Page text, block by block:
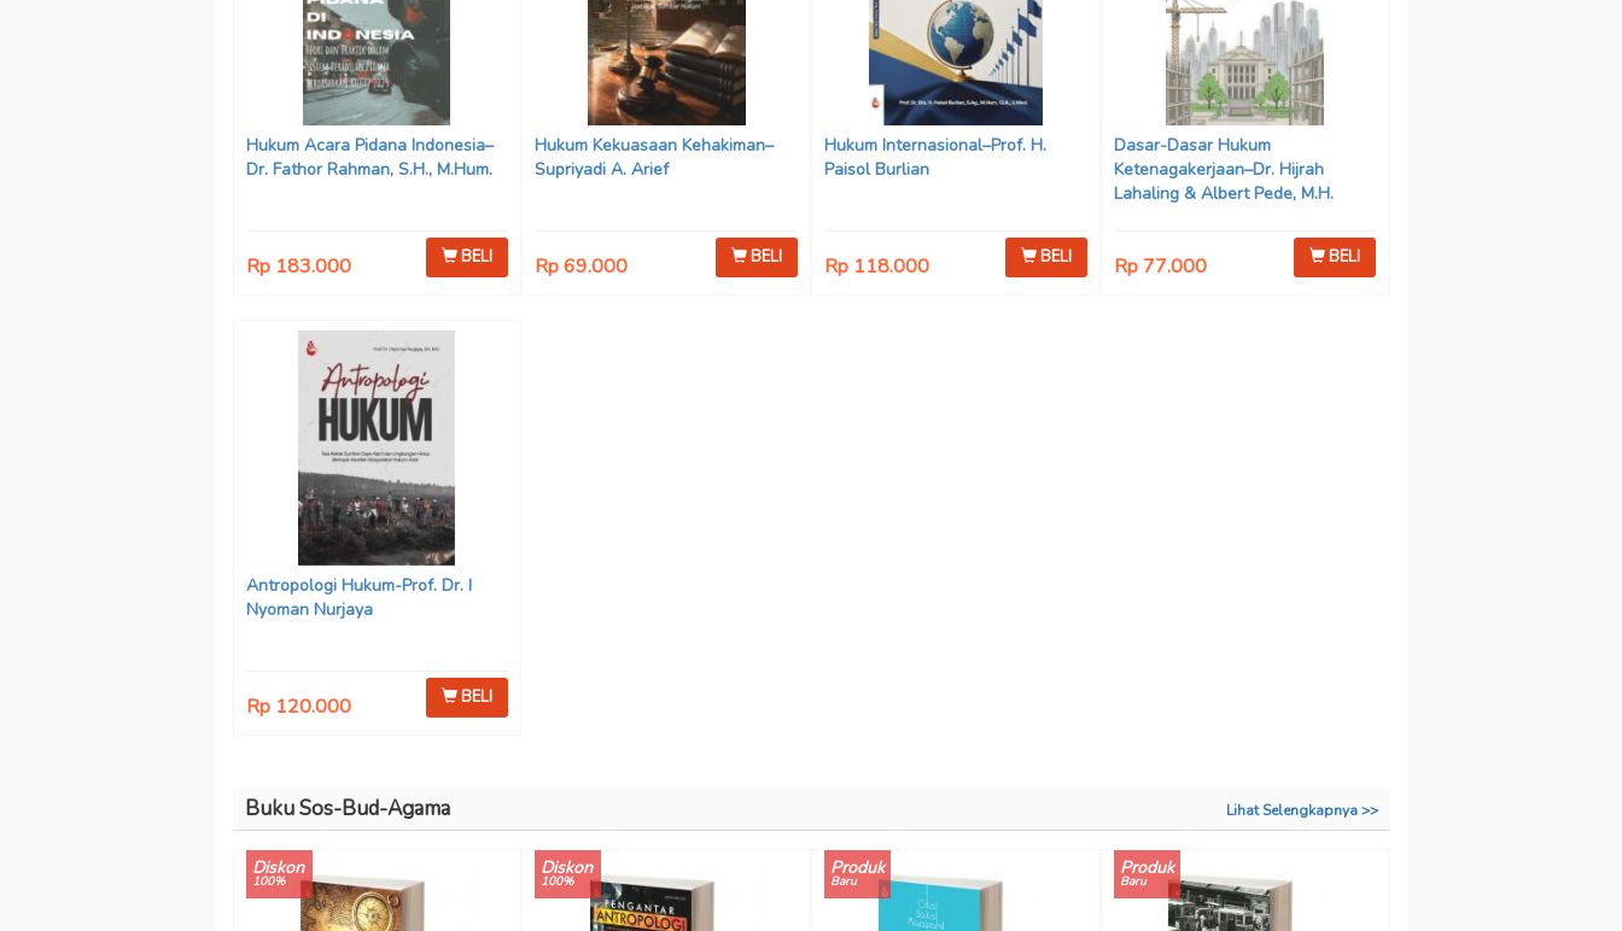
Hukum Acara Pidana Indonesia–
Dr. Fathor Rahman, S.H., M.Hum.
Rp 183.000 BELI
Hukum Kekuasaan Kehakiman–
Supriyadi A. Arief
Rp 69.000 BELI
Hukum Internasional–Prof. H.
Paisol Burlian
Rp 118.000 BELI
Dasar-Dasar Hukum
Ketenagakerjaan–Dr. Hijrah
Lahaling & Albert Pede, M.H.
Rp 77.000 BELI
Antropologi Hukum-Prof. Dr. I
Nyoman Nurjaya
Rp 120.000 BELI
Buku Sos-Bud-Agama Lihat Selengkapnya >>
Diskon
100%
Diskon
100%
Produk
Baru
Produk
Baru